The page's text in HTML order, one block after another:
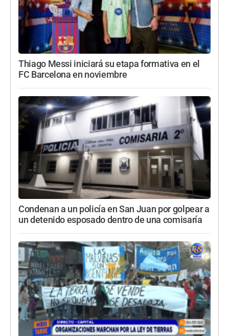
Thiago Messi iniciará su etapa formativa en el
FC Barcelona en noviembre
Condenan a un policía en San Juan por golpear a
un detenido esposado dentro de una comisaría